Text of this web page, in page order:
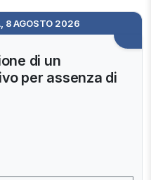
8 AGOSTO 2026
di un
per assenza di